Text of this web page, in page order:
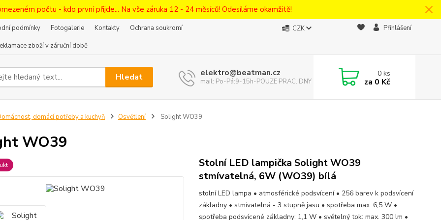
počtu - kdo první přijde... Na vše záruka 12 - 24 měsíců! Odesíláme okamžitě!
podmínky Fotogalerie Kontakty
Ochrana soukromí
zboží v záruční době
CZK Přihlášení
Hledat elektro@beatman.cz
mail: Po-Pá:9-15h-POUZE PRAC. DNY
0ks
za 0 Kč
domácí potřeby a kuchyň Osvětlení Solight WO39
WO39
Stolní LED lampička Solight WO39
stmívatelná, 6W (WO39) bílá
stolní LED lampa • atmosférické podsvícení • 256 barev k podsvícení
základny • stmívatelná - 3 stupně jasu • spotřeba max. 6,5 W •
spotřeba podsvícené základny: 1,1 W • světelný tok: max. 300 lm •